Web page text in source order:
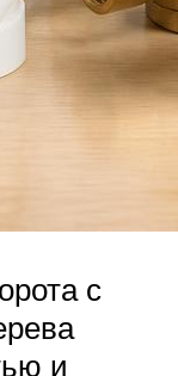
с
и